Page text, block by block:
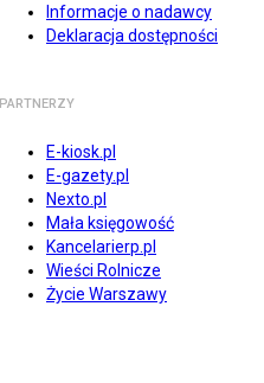
Informacje o nadawcy
Deklaracja dostępności
PARTNERZY
E-kiosk.pl
E-gazety.pl
Nexto.pl
Mała księgowość
Kancelarierp.pl
Wieści Rolnicze
Życie Warszawy